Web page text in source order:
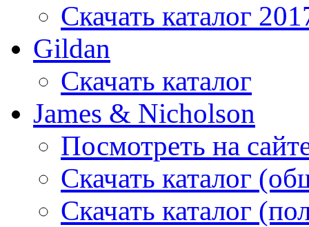
Скачать каталог
Gildan
Скачать каталог
James & Nicholson
Посмотреть на
Скачать каталог
Скачать каталог